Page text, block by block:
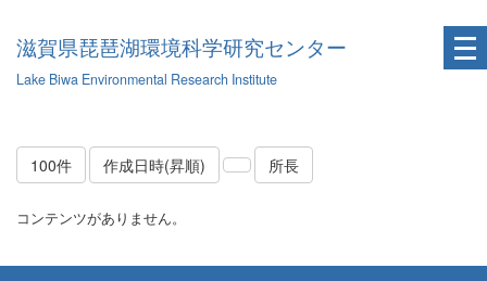
滋賀県琵琶湖環境科学研究センター
Lake Biwa Environmental Research Institute
100件 作成日時(昇順) 所長
コンテンツがありません。